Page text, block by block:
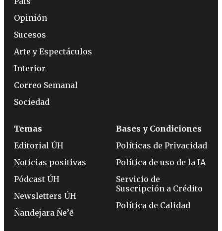
Opinión
Sucesos
Arte y Espectáculos
Interior
Correo Semanal
Sociedad
Temas
Editorial ÚH
Noticias positivas
Pódcast ÚH
Newsletters ÚH
Ñandejara Ñe’ẽ
Bases y Condiciones
Políticas de Privacidad
Política de uso de la IA
Servicio de
Suscripción a Crédito
Política de Calidad